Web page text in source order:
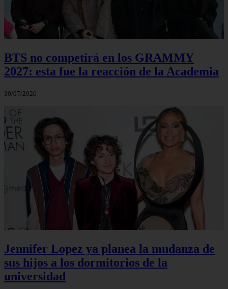
BTS no competirá en los GRAMMY
2027: esta fue la reacción de la Academia
30/07/2026
Jennifer Lopez ya planea la mudanza de
sus hijos a los dormitorios de la
universidad